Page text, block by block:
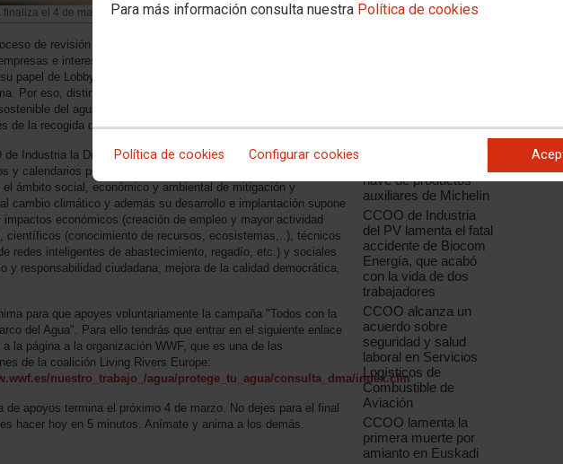
Para más información consulta nuestra Política de cookies
Política de cookies Configurar cookies
finaliza el 4 de marzo. Participa
de revisión de la Directiva Marco del Agua, un grupo de
e intereses con la opacidad y falta de transparencia
papel de Lobby ante la Comisión Europea patrocinan un
Por eso, distintas entidades de la sociedad civil comprometidas
del agua han creado la coalición Living Rivers Europe
de la recogida de firmas hacer frente a sus argumentos.
de Industria la Directiva Marco del Agua (DMA) debe mantener
y calendarios porque urge avanzar en la gestión sostenible del
el ámbito social, económico y ambiental de mitigación y
cambio climático y además su desarrollo e implantación supone
impactos económicos (creación de empleo y mayor actividad
científicos (conocimiento de recursos, ecosistemas,..), técnicos
redes inteligentes de abastecimiento, regadío, etc.) y sociales
y responsabilidad ciudadana, mejora de la calidad democrática,
para que apoyes voluntariamente la campaña "Todos con la
del Agua". Para ello tendrás que entrar en el siguiente enlace
a la página a la organización WWF, que es una de las
de la coalición Living Rivers Europe:
nuestro_trabajo_/agua/protege_tu_agua/consulta_dma/index.cfm
de apoyos termina el próximo 4 de marzo. No dejes para el final
hacer hoy en 5 minutos. Anímate y anima a los demás.
Castilla y León
nave de productos
auxiliares de Michelín
CCOO de Industria
del PV lamenta el fatal
accidente de Biocom
Energía, que acabó
con la vida de dos
trabajadores
CCOO alcanza un
acuerdo sobre
seguridad y salud
laboral en Servicios
Logísticos de
Combustible de
Aviación
CCOO lamenta la
primera muerte por
amianto en Euskadi